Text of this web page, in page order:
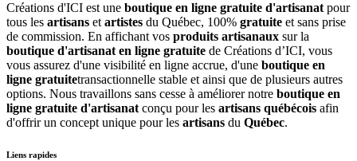
Créations d'ICI est une boutique en ligne gratuite d'artisanat pour
tous les artisans et artistes du Québec, 100% gratuite et sans prise
de commission. En affichant vos produits artisanaux sur la
boutique d'artisanat en ligne gratuite de Créations d’ICI, vous
vous assurez d'une visibilité en ligne accrue, d'une boutique en
ligne gratuitetransactionnelle stable et ainsi que de plusieurs autres
options. Nous travaillons sans cesse à améliorer notre boutique en
ligne gratuite d'artisanat conçu pour les artisans québécois afin
d'offrir un concept unique pour les artisans du Québec.
Liens rapides